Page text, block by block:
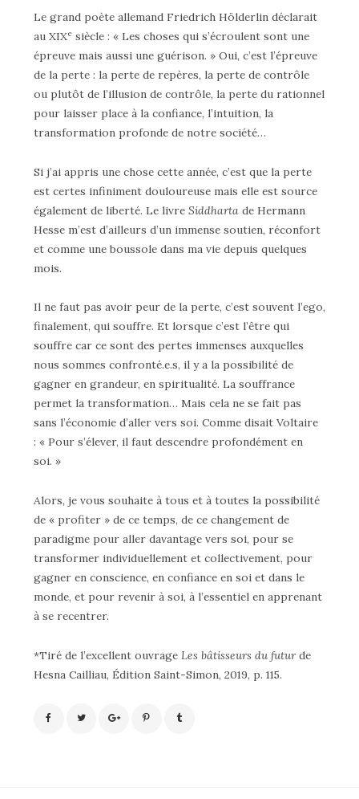
Le grand poète allemand Friedrich Hölderlin déclarait
au XIXe siècle : « Les choses qui s’écroulent sont une
épreuve mais aussi une guérison. » Oui, c’est l’épreuve
de la perte : la perte de repères, la perte de contrôle
ou plutôt de l’illusion de contrôle, la perte du rationnel
pour laisser place à la confiance, l’intuition, la
transformation profonde de notre société…
Si j’ai appris une chose cette année, c’est que la perte
est certes infiniment douloureuse mais elle est source
également de liberté. Le livre Siddharta de Hermann
Hesse m’est d’ailleurs d’un immense soutien, réconfort
et comme une boussole dans ma vie depuis quelques
mois.
Il ne faut pas avoir peur de la perte, c’est souvent l’ego,
finalement, qui souffre. Et lorsque c’est l’être qui
souffre car ce sont des pertes immenses auxquelles
nous sommes confronté.e.s, il y a la possibilité de
gagner en grandeur, en spiritualité. La souffrance
permet la transformation… Mais cela ne se fait pas
sans l’économie d’aller vers soi. Comme disait Voltaire
: « Pour s’élever, il faut descendre profondément en
soi. »
Alors, je vous souhaite à tous et à toutes la possibilité
de « profiter » de ce temps, de ce changement de
paradigme pour aller davantage vers soi, pour se
transformer individuellement et collectivement, pour
gagner en conscience, en confiance en soi et dans le
monde, et pour revenir à soi, à l’essentiel en apprenant
à se recentrer.
*Tiré de l’excellent ouvrage Les bâtisseurs du futurde
Hesna Cailliau, Édition Saint-Simon, 2019, p. 115.